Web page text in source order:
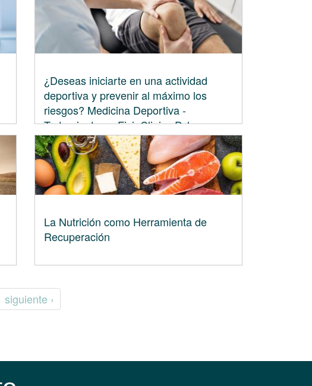
¿Deseas iniciarte en una actividad
deportiva y prevenir al máximo los
riesgos? Medicina Deportiva -
Tratamiento en FisioClinics Palma
La Nutrición como Herramienta de
Recuperación
siguiente ›